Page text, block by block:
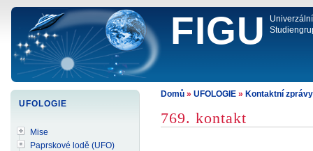
FIGU
Domů » UFOLOGIE » Kontaktní zprávy
769. kontakt
UFOLOGIE
Mise
Paprskové lodě (UFO)